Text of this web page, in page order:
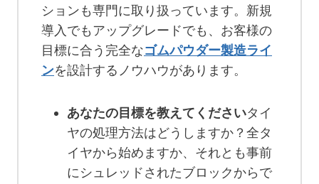
ションも専門に取り扱っています。新規
導入でもアップグレードでも、お客様の
目標に合う完全なゴムパウダー製造ライ
ンを設計するノウハウがあります。
あなたの目標を教えてくださいタイ
ヤの処理方法はどうしますか？全タ
イヤから始めますか、それとも事前
にシュレッドされたブロックからで